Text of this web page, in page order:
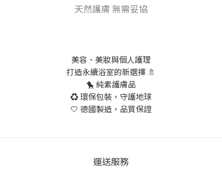
天然護膚 無需妥協
美容、美妝與個人護理
打造永續浴室的新選擇 🚿
🐤 純素護膚品
♻️ 環保包裝，守護地球
🤍 德國製造，品質保證
運送服務